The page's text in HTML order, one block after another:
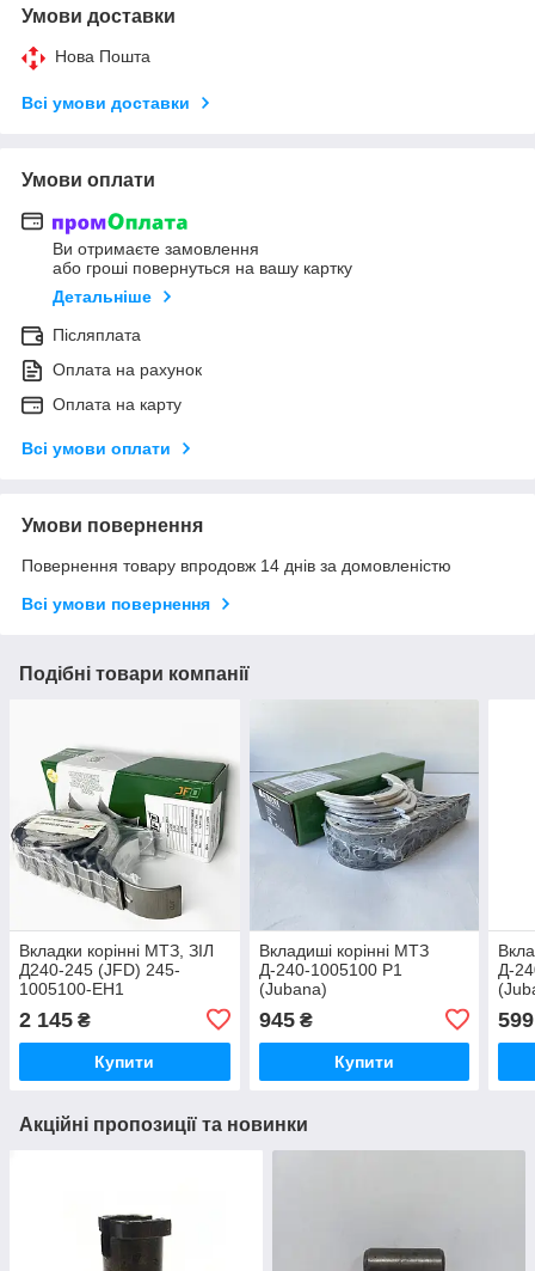
Умови доставки
Нова Пошта
Всі умови доставки
Умови оплати
Ви отримаєте замовлення
або гроші повернуться на вашу картку
Детальніше
Післяплата
Оплата на рахунок
Оплата на карту
Всі умови оплати
Умови повернення
Повернення товару впродовж 14 днів за домовленістю
Всі умови повернення
Подібні товари компанії
Вкладки корінні МТЗ, ЗІЛ
Д240-245 (JFD) 245-
1005100-ЕН1
2 145 ₴
Купити
Вкладиші корінні МТЗ
Д-240-1005100 Р1
(Jubana)
945₴
Купити
Д-
599
Акційні пропозиції та новинки